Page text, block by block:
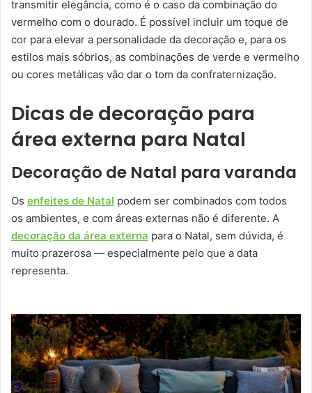
transmitir elegância, como é o caso da combinação do
vermelho com o dourado. É possível incluir um toque de
cor para elevar a personalidade da decoração e, para os
estilos mais sóbrios, as combinações de verde e vermelho
ou cores metálicas vão dar o tom da confraternização.
Dicas de decoração para
área externa para Natal
Decoração de Natal para varanda
Os enfeites de Natal podem ser combinados com todos
os ambientes, e com áreas externas não é diferente. A
decoração da área externa para o Natal, sem dúvida, é
muito prazerosa — especialmente pelo que a data
representa.